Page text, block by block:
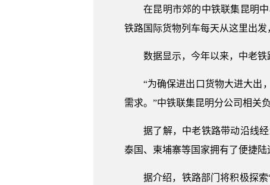
在昆明市郊的中铁联集昆明中
铁路国际货物列车每天从这里出
数据显示，今年以来，中老铁路
“为确保进出口货物大进大出，
需求。”中铁联集昆明分公司相关负
据了解，中老铁路带动沿线经
泰国、柬埔寨等国家拥有了便捷陆
据介绍，铁路部门将积极探索“